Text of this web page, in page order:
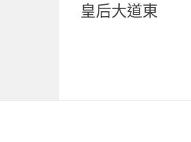
皇后大道東